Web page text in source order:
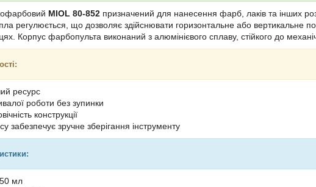
MIOL 80-852 призначений для нанесення фарб, лаків та інших
регулюється, що дозволяє здійснювати горизонтальне або вертикальне
Корпус фарбопульта виконаний з алюмінієвого сплаву, стійкого до
ресурс
роботи без зупинки
конструкції
забезпечує зручне зберігання інструменту
мл